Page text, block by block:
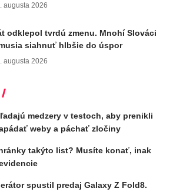
augusta 2026
odklepol tvrdú zmenu. Mnohí Slováci
siahnuť hlbšie do úspor
augusta 2026
medzery v testoch, aby prenikli
weby a páchať zločiny
takýto list? Musíte konať, inak
spustil predaj Galaxy Z Fold8.